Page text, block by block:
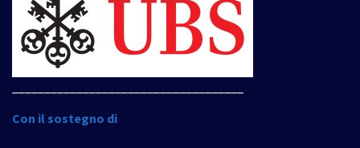
Con il sostegno di